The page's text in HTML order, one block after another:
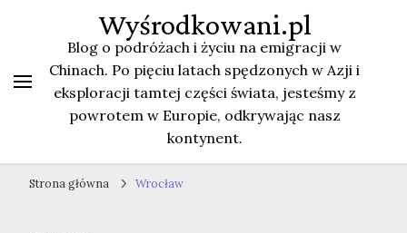
Wyśrodkowani.pl
Blog o podróżach i życiu na emigracji w
Chinach. Po pięciu latach spędzonych w Azji i
eksploracji tamtej części świata, jesteśmy z
powrotem w Europie, odkrywając nasz
kontynent.
Strona główna Wrocław